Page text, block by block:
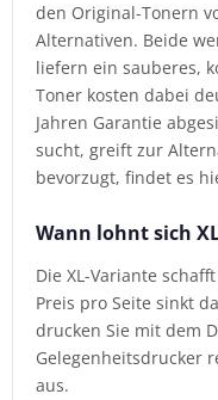
den Original-Tonern
Alternativen. Beide
liefern ein sauberes,
Toner kosten dabei
Jahren Garantie
sucht, greift zur
bevorzugt, findet es
Wann lohnt sich
Die XL-Variante
Preis pro Seite sinkt
drucken Sie mit dem
Gelegenheitsdrucker
aus.